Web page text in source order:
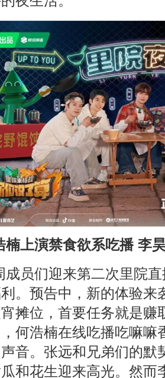
楠上演禁食欲系吃播 李
成员们迎来第二次里院
。预告中，新的体验来
摊位，首要任务就是赚
何浩楠在线吃播吃嘛嘛
音。张远和兄弟们的
和花生迎来高光。然而